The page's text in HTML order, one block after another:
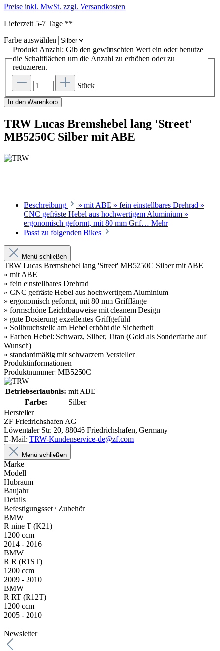
Preise inkl. MwSt. zzgl. Versandkosten
Lieferzeit 5-7 Tage **
Farbe auswählen
Produkt Anzahl: Gib den gewünschten Wert ein oder benutze
die Schaltflächen um die Anzahl zu erhöhen oder zu
reduzieren.
Stück
In den Warenkorb
TRW Lucas Bremshebel lang 'Street'
MB5250C Silber mit ABE
Beschreibung
» mit ABE » fein einstellbares Drehrad »
CNC gefräste Hebel aus hochwertigem Aluminium »
ergonomisch geformt, mit 80 mm Grif… Mehr
Passt zu folgenden Bikes
Menü schließen
TRW Lucas Bremshebel lang 'Street' MB5250C Silber mit ABE
» mit ABE
» fein einstellbares Drehrad
» CNC gefräste Hebel aus hochwertigem Aluminium
» ergonomisch geformt, mit 80 mm Grifflänge
» formschöne Leichtbauweise mit cleanem Design
» gute Dosierung exzellentes Griffgefühl
» Sollbruchstelle am Hebel erhöht die Sicherheit
» Farben Hebel: Schwarz, Silber, Titan (Gold als Sonderfarbe auf
Wunsch)
» standardmäßig mit schwarzem Versteller
Produktinformationen
Produktnummer: MB5250C
Betriebserlaubnis: mit ABE
Farbe:
Silber
Hersteller
ZF Friedrichshafen AG
Löwentaler Str. 20, 88046 Friedrichshafen, Germany
E-Mail: TRW-Kundenservice-de@zf.com
Menü schließen
Marke
Modell
Hubraum
Baujahr
Details
Befestigungsset / Zubehör
BMW
R nine T (K21)
1200 ccm
2014 - 2016
BMW
R R (R1ST)
1200 ccm
2009 - 2010
BMW
R RT (R12T)
1200 ccm
2005 - 2010
Newsletter